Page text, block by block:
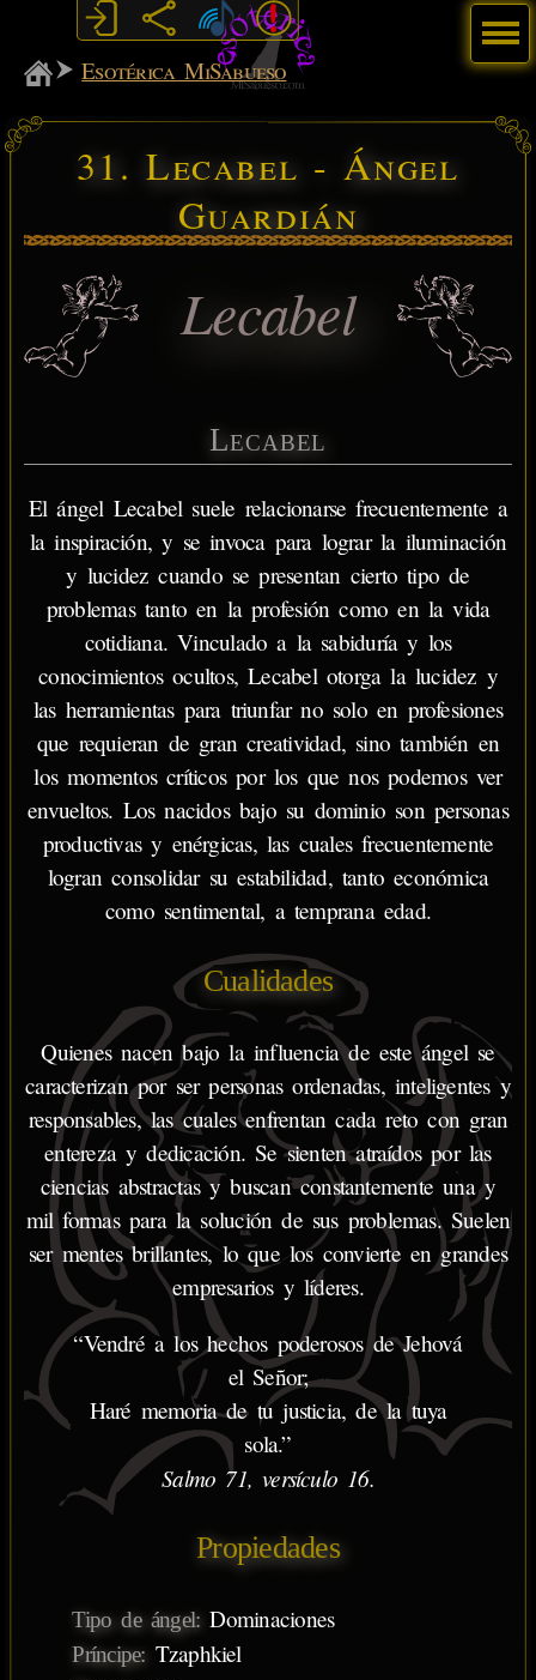
MiSabueso
Esotérica MiSabueso
31. Lecabel - Ángel
Guardián
Lecabel
Lecabel
El ángel Lecabel suele relacionarse frecuentemente a
la inspiración, y se invoca para lograr la iluminación
y lucidez cuando se presentan cierto tipo de
problemas tanto en la profesión como en la vida
cotidiana. Vinculado a la sabiduría y los
conocimientos ocultos, Lecabel otorga la lucidez y
las herramientas para triunfar no solo en profesiones
que requieran de gran creatividad, sino también en
los momentos críticos por los que nos podemos ver
envueltos. Los nacidos bajo su dominio son personas
productivas y enérgicas, las cuales frecuentemente
logran consolidar su estabilidad, tanto económica
como sentimental, a temprana edad.
Cualidades
Quienes nacen bajo la influencia de este ángel se
caracterizan por ser personas ordenadas, inteligentes y
responsables, las cuales enfrentan cada reto con gran
entereza y dedicación. Se sienten atraídos por las
ciencias abstractas y buscan constantemente una y
mil formas para la solución de sus problemas. Suelen
ser mentes brillantes, lo que los convierte en grandes
empresarios y líderes.
“Vendré a los hechos poderosos de Jehová
el Señor;
Haré memoria de tu justicia, de la tuya
sola.”
Salmo 71, versículo 16.
Propiedades
Tipo de ángel: Dominaciones
Príncipe: Tzaphkiel
Menú